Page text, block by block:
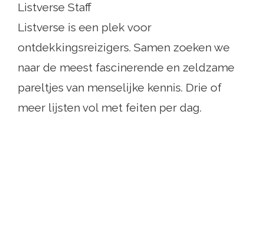
Listverse Staff
Listverse is een plek voor
ontdekkingsreizigers. Samen zoeken we
naar de meest fascinerende en zeldzame
pareltjes van menselijke kennis. Drie of
meer lijsten vol met feiten per dag.